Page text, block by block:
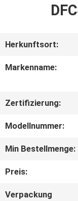
VIDEOS
UNS
Herkunftsort:
Markenname:
Zertifizierung:
Modellnummer:
Min Bestellmenge:
Preis:
Verpackung